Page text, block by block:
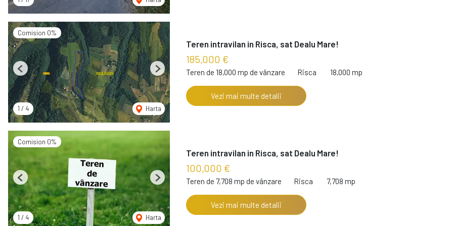
Comision 0%
1 / 4 Harta
Previous Next
Teren intravilan in Risca, sat Dealu Mare!
185,000 €
Teren de 18,000 mp de vânzare Risca 18,000 mp
Vezi mai multe detalii
Comision 0%
1 / 4 Harta
Previous Next
Teren intravilan in Risca, sat Dealu Mare!
100,000 €
Teren de 7,708 mp de vânzare Risca 7,708 mp
Vezi mai multe detalii